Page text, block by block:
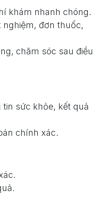
khám nhanh chóng.
nghiệm, đơn thuốc,
chăm sóc sau điều
sức khỏe, kết quả
chính xác.